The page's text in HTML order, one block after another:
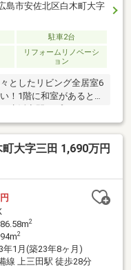
島市安佐北区白木町大字
駐車2台
リフォームリノベーシ
ョン
としたリビング全居室6
！1階に和室があるとお
雨や直射日光から車を
住宅和室と洋室を備え
宅ゆとりあるLDKと多
合わせて使える間取り
た空間使いが嬉しい物
大字三田 1,690万円
2
2
年1月(築23年8ヶ月)
線 上三田駅 徒歩28分